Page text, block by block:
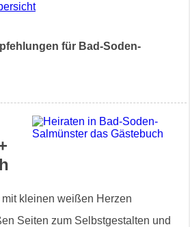
für Bad-Soden-
kleinen weißen Herzen
Seiten zum Selbstgestalten und